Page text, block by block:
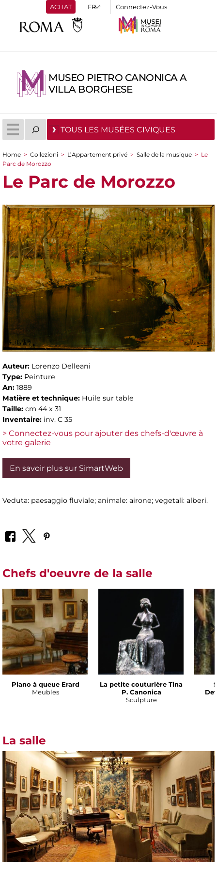
ACHAT Connectez-Vous
MUSEO PIETRO CANONICA A
VILLA BORGHESE
TOUS LES MUSÉES CIVIQUES
You are here
Home > Collezioni > L’Appartement privé > Salle de la musique > Le
Parc de Morozzo
Le Parc de Morozzo
Auteur: Lorenzo Delleani
Type: Peinture
An: 1889
Matière et technique: Huile sur table
Taille: cm 44 x 31
Inventaire: inv. C 35
> Connectez-vous pour ajouter des chefs-d'œuvre à
votre galerie
En savoir plus sur SimartWeb
Veduta: paesaggio fluviale; animale: airone; vegetali: alberi.
Chefs d'oeuvre de la salle
Piano à queue Erard
Meubles
La petite couturière Tina
P. Canonica
Sculpture
La salle